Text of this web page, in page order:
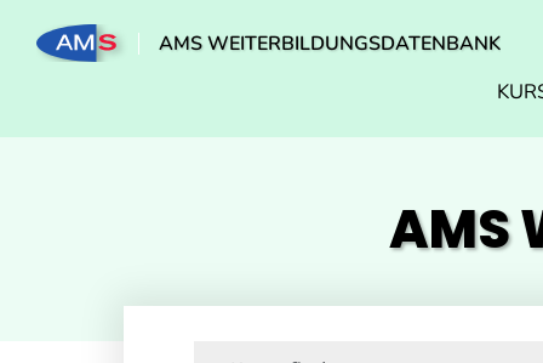
AMS WEITERBILDUNGSDATENBANK
AMS